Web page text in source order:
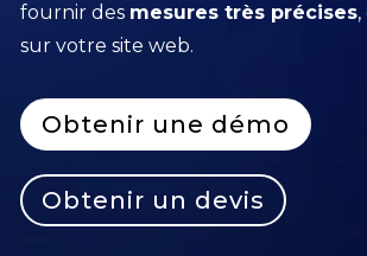
fournir des mesures très précises
sur votre site web.
Obtenir une démo
Obtenir un devis